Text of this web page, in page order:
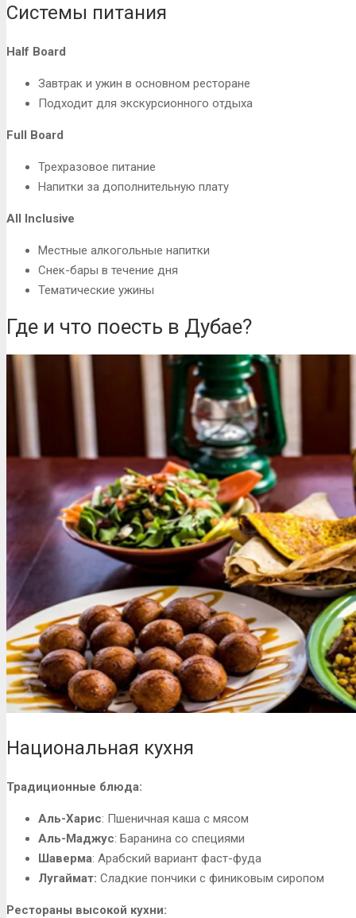
Системы питания
Half Board
Завтрак и ужин в основном ресторане
Подходит для экскурсионного отдыха
Full Board
Трехразовое питание
Напитки за дополнительную плату
All Inclusive
Местные алкогольные напитки
Снек-бары в течение дня
Тематические ужины
Где и что поесть в Дубае?
Национальная кухня
Традиционные блюда:
Аль-Харис: Пшеничная каша с мясом
Аль-Маджус: Баранина со специями
Шаверма: Арабский вариант фаст-фуда
Лугаймат: Сладкие пончики с финиковым сиропом
Рестораны высокой кухни: